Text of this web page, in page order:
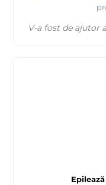
fabricii
V-a fost de ajutor